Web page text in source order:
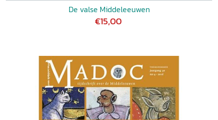
De valse Middeleeuwen
€15,00